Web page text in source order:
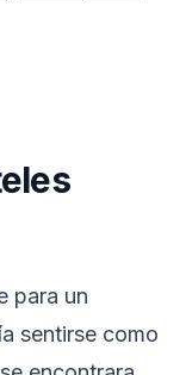
para un
sentirse como